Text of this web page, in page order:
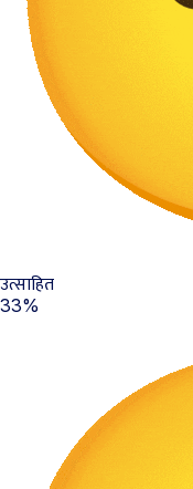
उत्साहित
33%